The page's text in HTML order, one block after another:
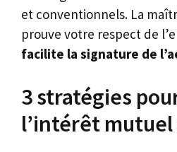
et conventionnels. La
prouve votre respect de
facilite la signature de
3 stratégies
l’intérêt